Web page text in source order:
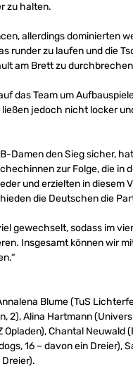
zu halten.
allerdings dominierten
runder zu laufen und die
am Brett zu
das Team um
jedoch nicht locker
Damen den Sieg sicher,
zur Folge, die in
und erzielten in diesem
die Deutschen die
gewechselt, sodass im
Insgesamt können wir
Blume (TuS
2), Alina Hartmann
Chantal Neuwald
16 – davon ein Dreier),